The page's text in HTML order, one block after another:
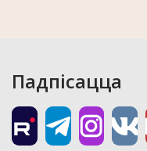
Падпісацца